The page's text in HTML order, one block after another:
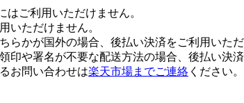
ご利用いただけません。
いただけません。
らかが国外の場合、後払い決済をご利用いただ
印や署名が不要な配送方法の場合、後払い決
お問い合わせは楽天市場までご連絡 ください。